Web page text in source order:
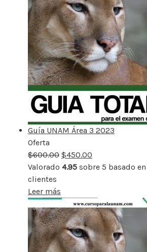
Guía UNAM Área 3 2023
Oferta
rebajado
$600.00 $450.00
Valorado 4.95 sobre 5 basado en
clientes
Leer más